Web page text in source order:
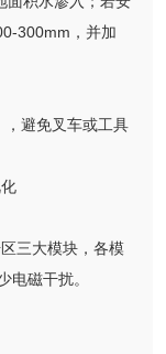
300mm，并加
避免叉车或工具
三大模块，各模
电磁干扰。